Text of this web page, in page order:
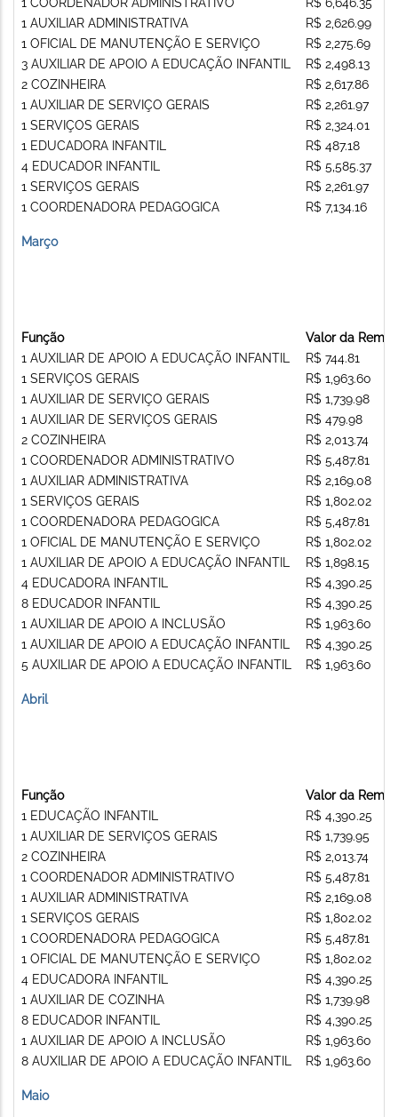
1 AUXILIAR ADMINISTRATIVA
1 OFICIAL DE MANUTENÇÃO E SERVIÇO
3 AUXILIAR DE APOIO A EDUCAÇÃO INFANTIL
2 COZINHEIRA
1 AUXILIAR DE SERVIÇO GERAIS
1 SERVIÇOS GERAIS
1 EDUCADORA INFANTIL
4 EDUCADOR INFANTIL
1 SERVIÇOS GERAIS
1 COORDENADORA PEDAGOGICA
R$ 2,626.99
R$ 2,275.69
R$ 2,498.13
R$ 2,617.86
R$ 2,261.97
R$ 2,324.01
R$ 487.18
R$ 5,585.37
R$ 2,261.97
R$ 7,134.16
Março
Função
1 AUXILIAR DE APOIO A EDUCAÇÃO INFANTIL
1 SERVIÇOS GERAIS
1 AUXILIAR DE SERVIÇO GERAIS
1 AUXILIAR DE SERVIÇOS GERAIS
2 COZINHEIRA
1 COORDENADOR ADMINISTRATIVO
1 AUXILIAR ADMINISTRATIVA
1 SERVIÇOS GERAIS
1 COORDENADORA PEDAGOGICA
1 OFICIAL DE MANUTENÇÃO E SERVIÇO
1 AUXILIAR DE APOIO A EDUCAÇÃO INFANTIL
4 EDUCADORA INFANTIL
8 EDUCADOR INFANTIL
1 AUXILIAR DE APOIO A INCLUSÃO
1 AUXILIAR DE APOIO A EDUCAÇÃO INFANTIL
5 AUXILIAR DE APOIO A EDUCAÇÃO INFANTIL
Valor da
R$ 744.81
R$ 1,963.60
R$ 1,739.98
R$ 479.98
R$ 2,013.74
R$ 5,487.81
R$ 2,169.08
R$ 1,802.02
R$ 5,487.81
R$ 1,802.02
R$ 1,898.15
R$ 4,390.25
R$ 4,390.25
R$ 1,963.60
R$ 4,390.25
R$ 1,963.60
Abril
Função
1 EDUCAÇÃO INFANTIL
1 AUXILIAR DE SERVIÇOS GERAIS
2 COZINHEIRA
1 COORDENADOR ADMINISTRATIVO
1 AUXILIAR ADMINISTRATIVA
1 SERVIÇOS GERAIS
1 COORDENADORA PEDAGOGICA
1 OFICIAL DE MANUTENÇÃO E SERVIÇO
4 EDUCADORA INFANTIL
1 AUXILIAR DE COZINHA
8 EDUCADOR INFANTIL
1 AUXILIAR DE APOIO A INCLUSÃO
8 AUXILIAR DE APOIO A EDUCAÇÃO INFANTIL
Valor da
R$ 4,390.25
R$ 1,739.95
R$ 2,013.74
R$ 5,487.81
R$ 2,169.08
R$ 1,802.02
R$ 5,487.81
R$ 1,802.02
R$ 4,390.25
R$ 1,739.98
R$ 4,390.25
R$ 1,963.60
R$ 1,963.60
Maio